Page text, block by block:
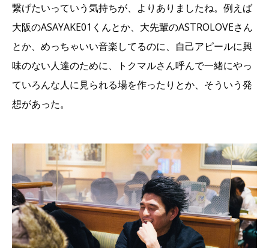
繋げたいっていう気持ちが、よりありましたね。例えば
大阪のASAYAKE01くんとか、大先輩のASTROLOVEさん
とか、めっちゃいい音楽してるのに、自己アピールに興
味のない人達のために、トクマルさん呼んで一緒にやっ
ていろんな人に見られる場を作ったりとか、そういう発
想があった。